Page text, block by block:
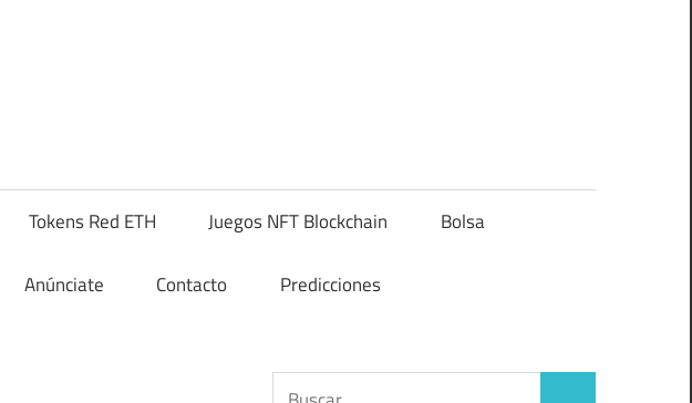
Tokens Red ETH Juegos NFT Blockchain Bolsa
Anúnciate Contacto Predicciones
Buscar: